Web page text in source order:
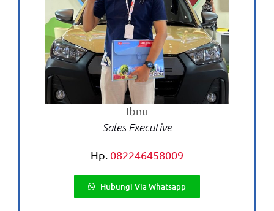
Ibnu
Sales Executive
Hp. 082246458009
Hubungi Via Whatsapp